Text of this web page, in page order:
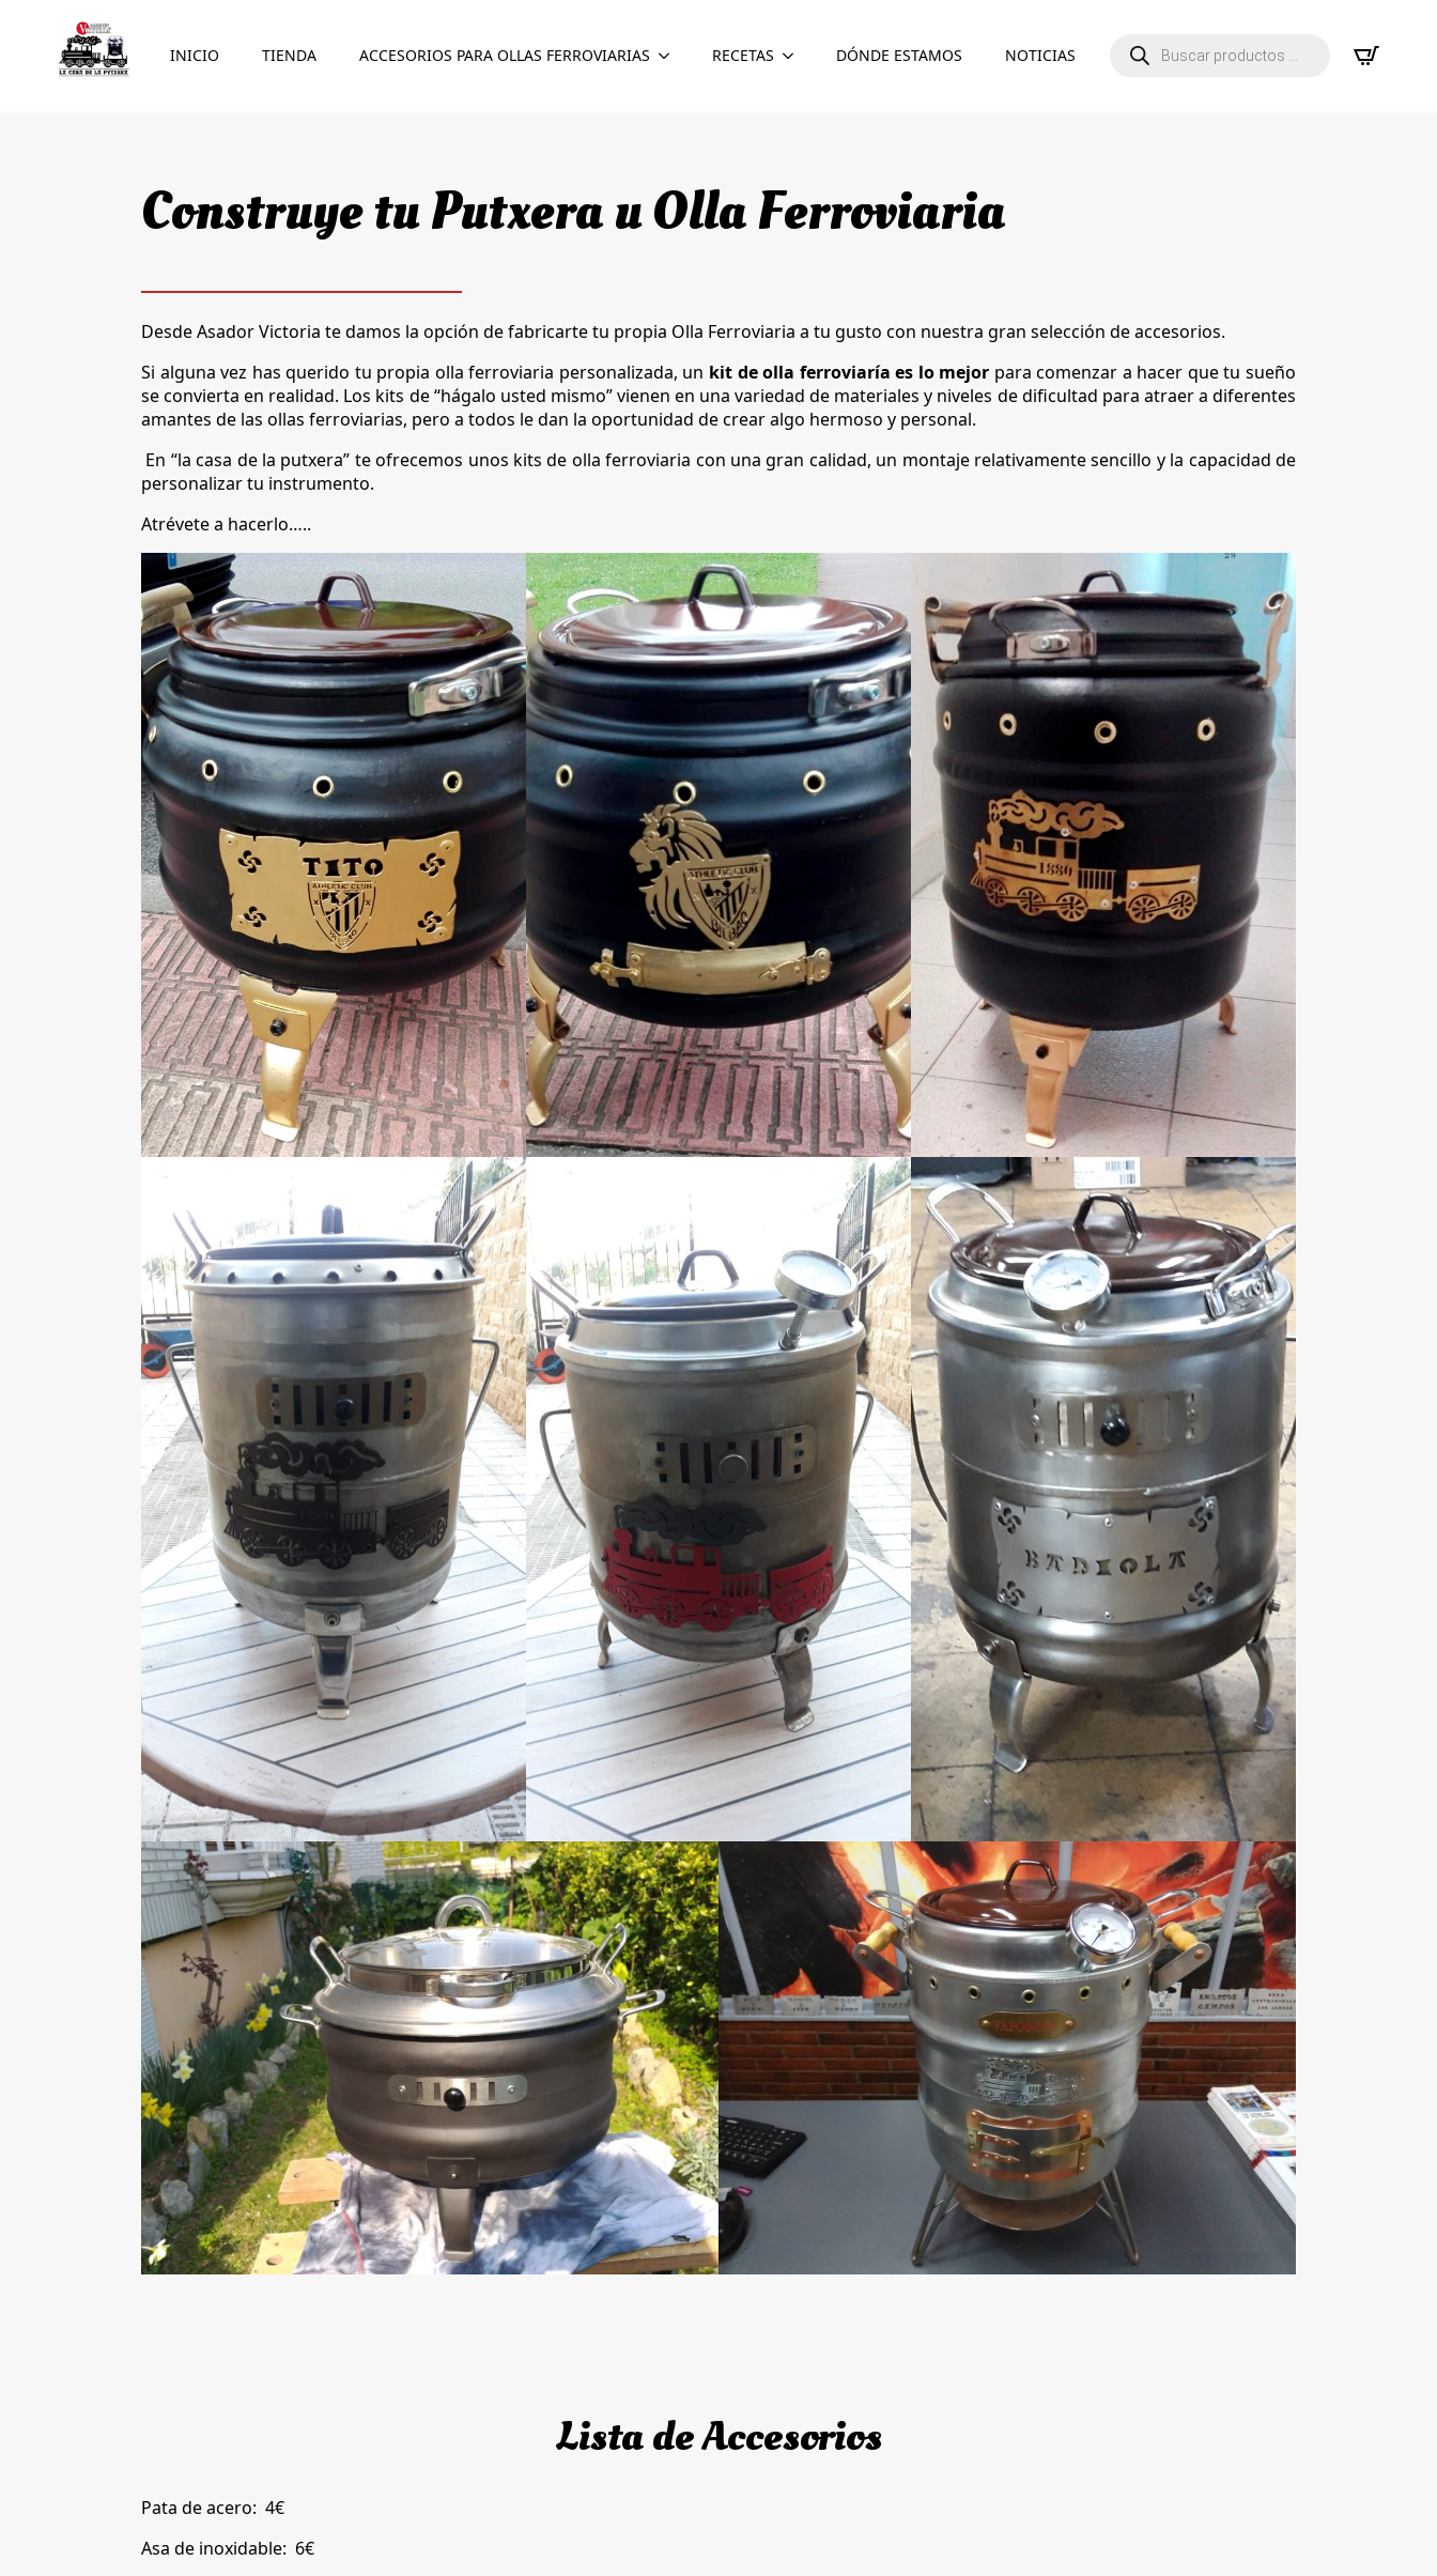
INICIO TIENDA ACCESORIOS PARA OLLAS FERROVIARIAS RECETAS DÓNDE ESTAMOS NOTICIAS
Construye tu Putxera u Olla Ferroviaria
Desde Asador Victoria te damos la opción de fabricarte tu propia Olla Ferroviaria a tu gusto con nuestra gran selección de accesorios.
Si alguna vez has querido tu propia olla ferroviaria personalizada, un kit de olla ferroviaría es lo mejor para comenzar a hacer que tu sueño
se convierta en realidad. Los kits de “hágalo usted mismo” vienen en una variedad de materiales y niveles de dificultad para atraer a diferentes
amantes de las ollas ferroviarias, pero a todos le dan la oportunidad de crear algo hermoso y personal.
En “la casa de la putxera” te ofrecemos unos kits de olla ferroviaria con una gran calidad, un montaje relativamente sencillo y la capacidad de
personalizar tu instrumento.
Atrévete a hacerlo…..
Lista de Accesorios
Pata de acero: 4€
Asa de inoxidable: 6€